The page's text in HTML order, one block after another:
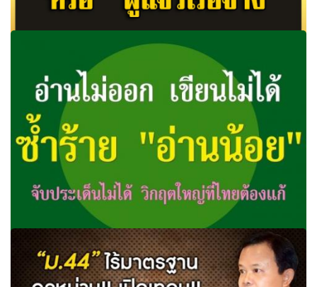
‘ครู’ คือ ‘ปูชนียบุคคล’ หรือ ‘ผู้แจวเรือจ้าง’ “...อาชีพครูถือว่า
สำคัญอย่างยิ่ง เพราะครูมีบท...
อ่านไม่ออก เขียนไม่ได้ ซ้ำร้าย "อ่านน้อย" จับประเด็นไม่ได้
วิกฤตใหญ่ที่ไทยต้องแก้